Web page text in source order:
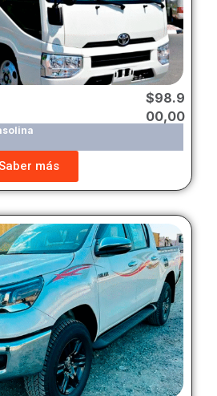
$98.9
00,00
más